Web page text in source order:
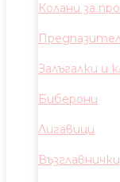
Колани за
Залъгалки и
Биберони
Лигавици